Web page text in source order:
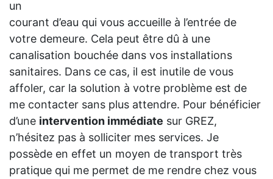
un
courant d’eau qui vous accueille à l’entrée de
votre demeure. Cela peut être dû à une
canalisation bouchée dans vos installations
sanitaires. Dans ce cas, il est inutile de vous
affoler, car la solution à votre problème est de
me contacter sans plus attendre. Pour bénéficier
d’une intervention immédiate sur GREZ,
n’hésitez pas à solliciter mes services. Je
possède en effet un moyen de transport très
pratique qui me permet de me rendre chez vous